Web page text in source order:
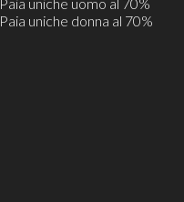
Mocassini
Paia uniche uomo al 70%
Paia uniche donna al 70%